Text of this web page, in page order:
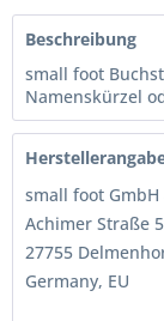
Beschreibung
small foot
Namenskürzel
small foot GmbH
Achimer Straße 5
27755
Germany, EU